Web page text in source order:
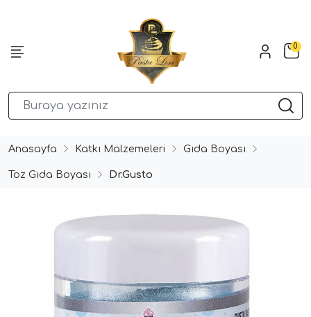
0
Anasayfa Katkı Malzemeleri Gıda Boyası
Toz Gıda Boyası Dr.Gusto